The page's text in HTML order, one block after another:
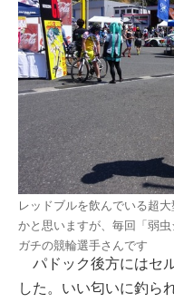
レッドブルを飲んでいる超
かと思いますが、毎回「弱
ガチの競輪選手さんです
パドック後方にはセ
した。いい匂いに釣ら